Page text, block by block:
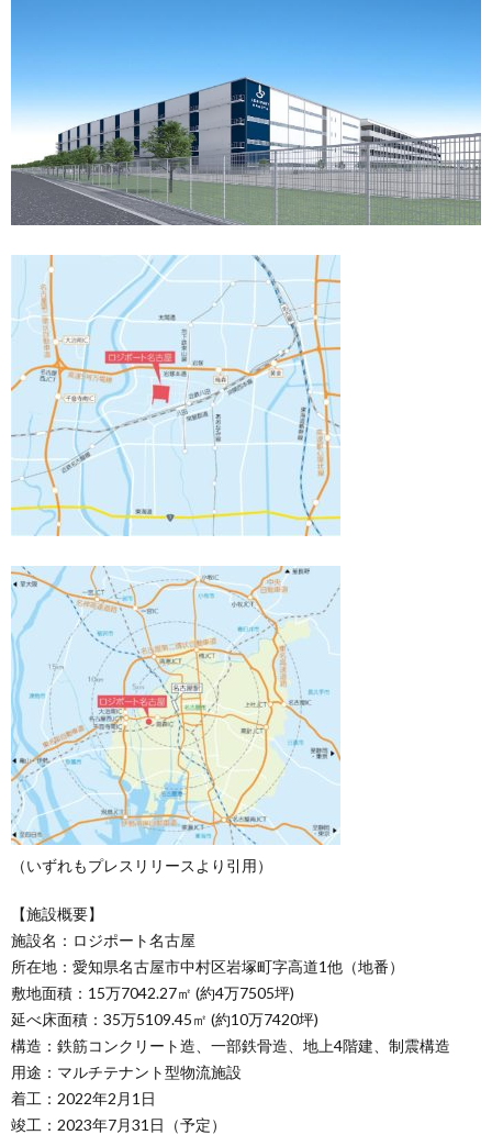
（いずれもプレスリリースより引用）
【施設概要】
施設名：ロジポート名古屋
所在地：愛知県名古屋市中村区岩塚町字高道1他（地番）
敷地面積：15万7042.27㎡ (約4万7505坪)
延べ床面積：35万5109.45㎡ (約10万7420坪)
構造：鉄筋コンクリート造、一部鉄骨造、地上4階建、制震構造
用途：マルチテナント型物流施設
着工：2022年2月1日
竣工：2023年7月31日（予定）